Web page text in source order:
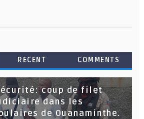
RECENT COMMENTS
coup de filet
dans les
de Ouanaminthe.